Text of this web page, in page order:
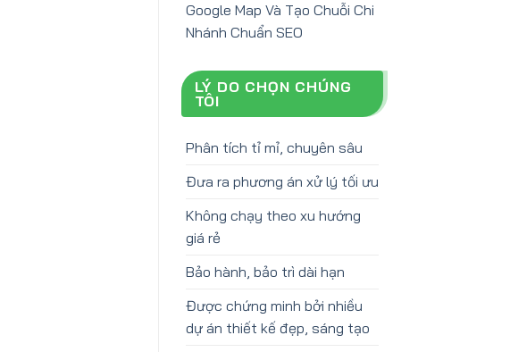
Google Map Và Tạo Chuỗi Chi
Nhánh Chuẩn SEO
LÝ DO CHỌN CHÚNG
TÔI
Phân tích tỉ mỉ, chuyên sâu
Đưa ra phương án xử lý tối ưu
Không chạy theo xu hướng
giá rẻ
Bảo hành, bảo trì dài hạn
Được chứng minh bởi nhiều
dự án thiết kế đẹp, sáng tạo